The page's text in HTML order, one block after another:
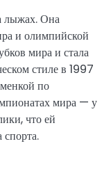
лыжах. Она
и олимпийской
мира и стала
стиле в 1997
по
мира — у
что ей
спорта.